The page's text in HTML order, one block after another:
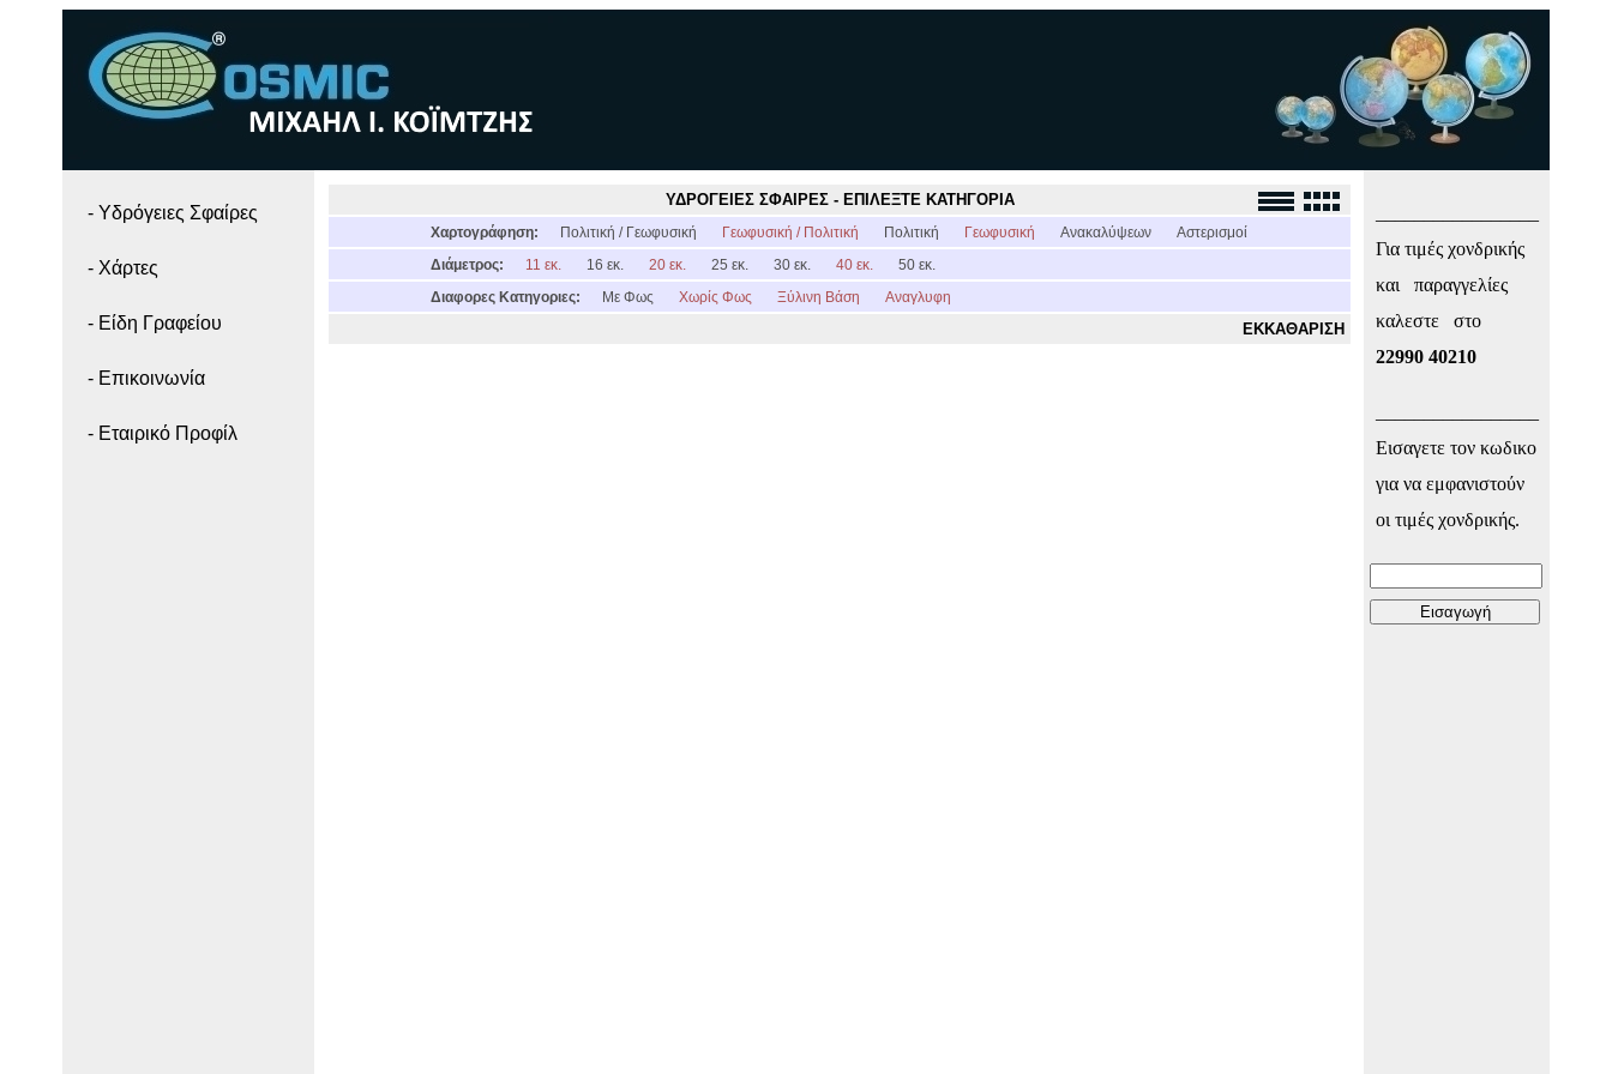
- Yδρόγειες Σφαίρες
- Χάρτες
- Είδη Γραφείου
- Επικοινωνία
- Εταιρικό Προφίλ
ΥΔΡΟΓΕΙΕΣ ΣΦΑΙΡΕΣ - ΕΠΙΛΕΞΤΕ ΚΑΤΗΓΟΡΙΑ
Χαρτογράφηση: Πολιτική / Γεωφυσική Γεωφυσική / Πολιτική Πολιτική Γεωφυσική Ανακαλύψεων
Αστερισμοί
Διάμετρος:
11 εκ. 16 εκ. 20 εκ. 25 εκ. 30 εκ. 40 εκ.
50 εκ.
Διαφορες Κατηγοριες:
Με Φως Χωρίς Φως Ξύλινη Βάση Αναγλυφη
ΕΚΚΑΘΑΡΙΣΗ
Για τιμές χονδρικής
και παραγγελίες
καλεστε στο
22990 40210
Εισαγετε τον κωδικο
για να εμφανιστούν
οι τιμές χονδρικής.